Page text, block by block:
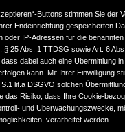
(bis 125ccm)
Buttons stimmen Sie der
Endeinrichtung gespeicherten
oder IP-Adressen für die benannten
25 Abs. 1 TTDSG sowie Art. 6
dabei auch eine Übermittlung
kann. Mit Ihrer Einwilligung
lit.a DSGVO solchen
das Risiko, dass Ihre Cookie-
und Überwachungszwecke,
verarbeitet werden.